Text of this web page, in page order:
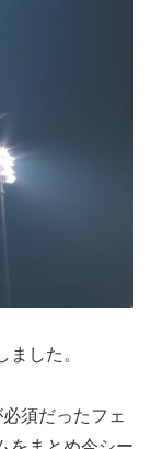
した。
須だったフェ